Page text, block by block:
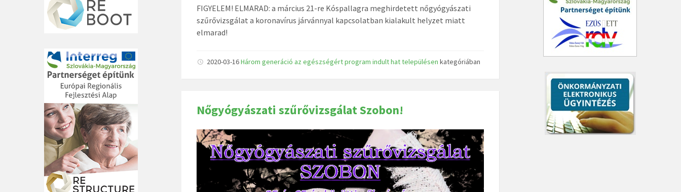
FIGYELEM! ELMARAD: a március 21-re Kóspallagra meghirdetett nőgyógyászati
szűrővizsgálat a koronavírus járvánnyal kapcsolatban kialakult helyzet miatt
elmarad!
2020-03-16Három generáció az egészségért program indult hat településen kategóriában
Nőgyógyászati szűrővizsgálat Szobon!